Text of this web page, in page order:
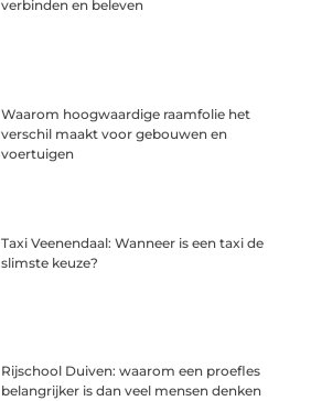
verbinden en beleven
Waarom hoogwaardige raamfolie het
verschil maakt voor gebouwen en
voertuigen
Taxi Veenendaal: Wanneer is een taxi de
slimste keuze?
Rijschool Duiven: waarom een proefles
belangrijker is dan veel mensen denken